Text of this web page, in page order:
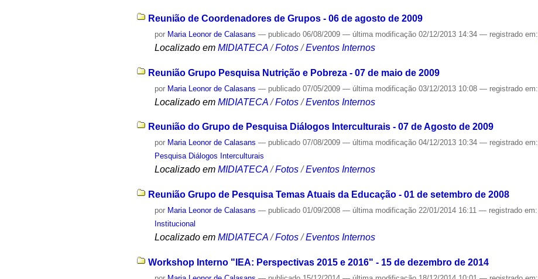
Reunião de Coordenadores de Grupos - 06 de agosto de 2009
por Maria Leonor de Calasans — publicado 06/08/2009— última modificação 02/12/2013 14:34— registrado em:
Localizado em MIDIATECA /Fotos /Eventos Internos
Reunião Grupo Pesquisa Nutrição e Pobreza - 07 de maio de 2009
por Maria Leonor de Calasans — publicado 07/05/2009— última modificação 03/12/2013 10:08— registrado em:
Localizado em MIDIATECA /Fotos /Eventos Internos
Reunião do Grupo de Pesquisa Diálogos Interculturais - 07 de Agosto de 2009
por Maria Leonor de Calasans — publicado 07/08/2009— última modificação 04/12/2013 10:34— registrado em:
Pesquisa Diálogos Interculturais
Localizado em MIDIATECA /Fotos /Eventos Internos
Reunião Grupo de Pesquisa Temas Atuais da Educação - 01 de setembro de 2008
por Maria Leonor de Calasans — publicado 01/09/2008— última modificação 22/01/2014 16:11— registrado em:
Institucional
Localizado em MIDIATECA /Fotos /Eventos Internos
Workshop Interno "IEA: Perspectivas 2015 e 2016" - 15 de dezembro de 2014